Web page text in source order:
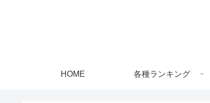
HOME 各種ランキング